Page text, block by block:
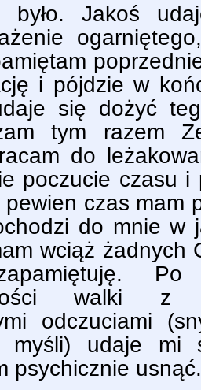
było. Jakoś
i pójdzie w
się dożyć
tym razem
do
poczucie czasu
czas mam
do mnie w
wciąż żadnych
Po
walki z
odczuciami
myśli) udaje mi
psychicznie usnąć.